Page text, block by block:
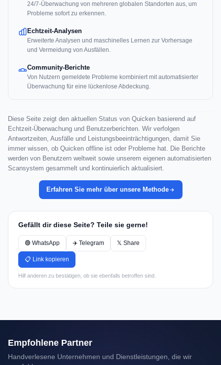
24/7-Überwachung von mehreren globalen Standorten aus, um
Probleme sofort zu erkennen.
Echtzeit-Analysen
Erweiterte Analysen und maschinelles Lernen zur Vorhersage
und Vermeidung von Ausfällen.
Community-Berichte
Von Nutzern gemeldete Probleme kombiniert mit automatisierter
Überwachung für eine lückenlose Abdeckung.
Diese Seite zeigt den aktuellen Status von Quicken basierend auf
Echtzeit-Überwachung und Benutzerberichten. Wir verfolgen
Antwortzeiten, Ausfälle und Leistungsbeeinträchtigungen, damit Sie
immer wissen, ob Quicken offline ist oder Probleme hat. Die Berichte
werden von Benutzern weltweit sowie unserem eigenen automatisierten
Scansystem gesammelt und kontinuierlich aktualisiert.
Erfahren Sie mehr über unsere Methode
Gefällt dir diese Seite? Teile sie gerne!
🟢 WhatsApp ✈️ Telegram 𝕏 Share
📋 Link kopieren
Hilf anderen zu bestätigen, ob sie ebenfalls betroffen sind.
Empfohlene Partner
Handverlesene Unternehmen und Dienstleistungen, die wir